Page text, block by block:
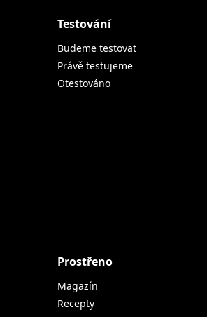
Testování
Budeme testovat
Právě testujeme
Otestováno
Prostřeno
Magazín
Recepty